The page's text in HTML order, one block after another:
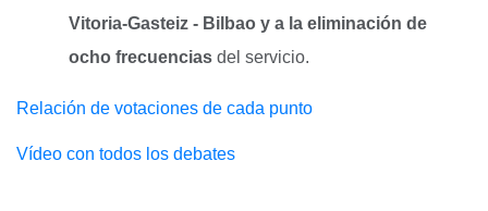
Vitoria-Gasteiz - Bilbao y a la eliminación de
ocho frecuencias del servicio.
Relación de votaciones de cada punto
Vídeo con todos los debates